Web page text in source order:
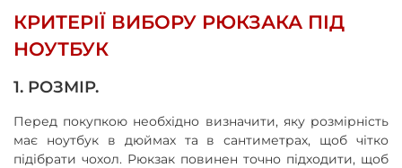
КРИТЕРІЇ ВИБОРУ РЮКЗАКА ПІД
НОУТБУК
1. РОЗМІР.
Перед покупкою необхідно визначити, яку розмірність
має ноутбук в дюймах та в сантиметрах, щоб чітко
підібрати чохол. Рюкзак повинен точно підходити, щоб